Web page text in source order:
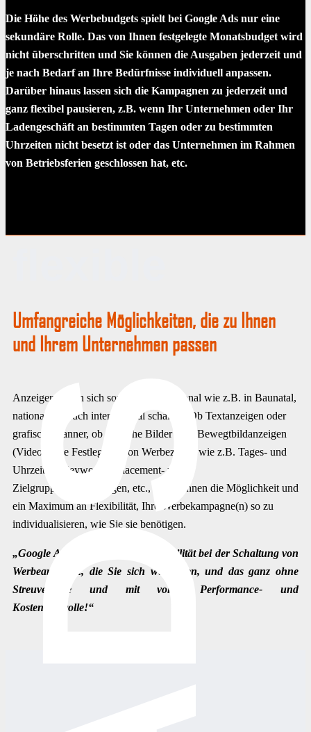
Die Höhe des Werbebudgets spielt bei Google Ads nur eine
sekundäre Rolle. Das von Ihnen festgelegte Monatsbudget wird
nicht überschritten und Sie können die Ausgaben jederzeit und
je nach Bedarf an Ihre Bedürfnisse individuell anpassen.
Darüber hinaus lassen sich die Kampagnen zu jederzeit und
ganz flexibel pausieren, z.B. wenn Ihr Unternehmen oder Ihr
Ladengeschäft an bestimmten Tagen oder zu bestimmten
Uhrzeiten nicht besetzt ist oder das Unternehmen im Rahmen
von Betriebsferien geschlossen hat, etc.
Umfangreiche Möglichkeiten, die zu Ihnen
und Ihrem Unternehmen passen
Anzeigen lassen sich sowohl lokal/regional wie z.B. in Baunatal,
national, als auch international schalten. Ob Textanzeigen oder
grafische Banner, ob statische Bilder oder Bewegtbildanzeigen
(Videos), die Festlegung von Werbezeiten wie z.B. Tages- und
Uhrzeiten, Keywords-, Placement- und
Zielgruppenausrichtungen, etc., lassen Ihnen die Möglichkeit und
ein Maximum an Flexibilität, Ihre Werbekampagne(n) so zu
individualisieren, wie Sie sie benötigen.
„Google Ads bietet Ihnen die Flexibilität bei der Schaltung von
Werbeanzeigen, die Sie sich wünschen, und das ganz ohne
Streuverluste und mit voller Performance- und
Kostenkontrolle!“